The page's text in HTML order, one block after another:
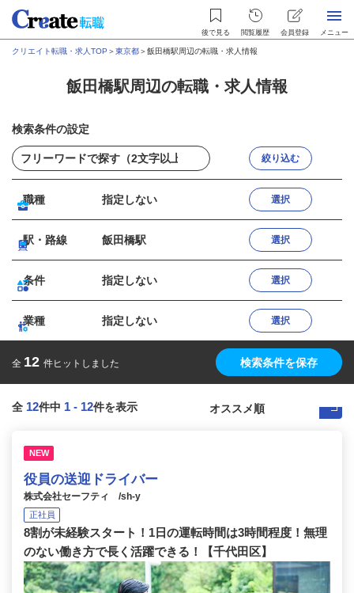
後で見る 閲覧履歴 会員登録 メニュー
クリエイト転職・求人TOP ＞東京都＞飯田橋駅周辺の転職・求人情報
飯田橋駅周辺の転職・求人情報
検索条件の設定
絞り込む
職種 指定しない 選択
駅・路線 飯田橋駅 選択
条件 指定しない 選択
業種 指定しない 選択
全 12 件ヒットしました 検索条件を保存
全 12件中 1 - 12件を表示
NEW
役員の送迎ドライバー
株式会社セーフティ /sh-y
正社員
8割が未経験スタート！1日の運転時間は3時間程度！無理
のない働き方で長く活躍できる！【千代田区】